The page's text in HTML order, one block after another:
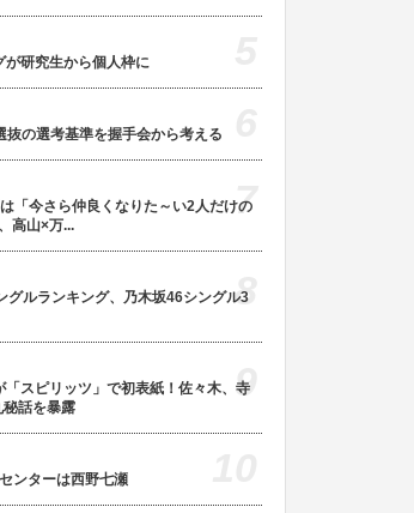
が研究生から個人枠に
の選考基準を握手会から考える
「今さら仲良くなりた～い2人だけの
高山×万...
7
グルランキング、乃木坂46シングル3
8
「スピリッツ」で初表紙！佐々木、寺
秘話を暴露
9
ンターは西野七瀬